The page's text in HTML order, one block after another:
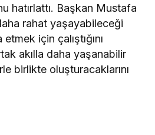
hatırlattı. Başkan Mustafa
rahat yaşayabileceği
için çalıştığını
akılla daha yaşanabilir
birlikte oluşturacaklarını